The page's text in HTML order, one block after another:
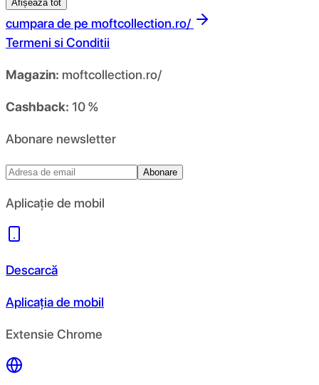
Afișează tot
cumpara de pe moftcollection.ro/
Termeni si Conditii
Magazin: moftcollection.ro/
Cashback: 10 %
Abonare newsletter
Abonare
Aplicație de mobil
Descarcă
Aplicația de mobil
Extensie Chrome